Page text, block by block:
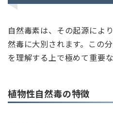
自然毒素は、その起源によ
然毒に大別されます。この
を理解する上で極めて重要
植物性自然毒の特徴